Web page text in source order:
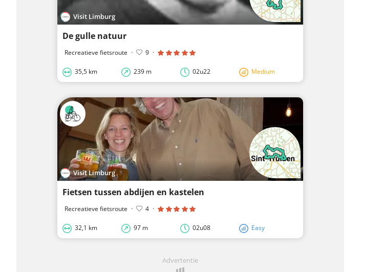
Visit Limburg
De gulle natuur
Recreatieve fietsroute · 9 ·
35,5 km 239 m 02u22 Medium
Visit Limburg
Fietsen tussen abdijen en kastelen
Recreatieve fietsroute · 4 ·
32,1 km 97 m 02u08 Easy
Advertentie